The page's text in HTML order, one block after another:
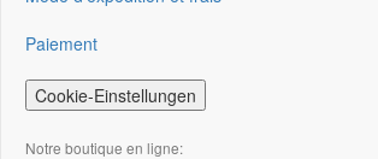
Paiement
Cookie-Einstellungen
Notre boutique en ligne: